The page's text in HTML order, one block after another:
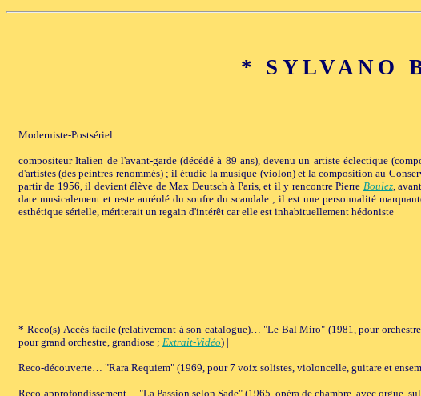
* SYLVANO
Moderniste-Postsériel
compositeur Italien de l'avant-garde (décédé à 89 ans), devenu un artiste éclectique
d'artistes (des peintres renommés) ; il étudie la musique (violon) et la composition au
partir de 1956, il devient élève de Max Deutsch à Paris, et il y rencontre Pierre Boulez,
date musicalement et reste auréolé du soufre du scandale ; il est une personnalité
esthétique sérielle, mériterait un regain d'intérêt car elle est inhabituellement hédoniste
* Reco(s)-Accès-facile (relativement à son catalogue)… "Le Bal Miro" (1981, pour
pour grand orchestre, grandiose ; Extrait-Vidéo) |
Reco-découverte… "Rara Requiem" (1969, pour 7 voix solistes, violoncelle, guitare et
Reco-approfondissement… "La Passion selon Sade" (1965, opéra de chambre, avec orgue,